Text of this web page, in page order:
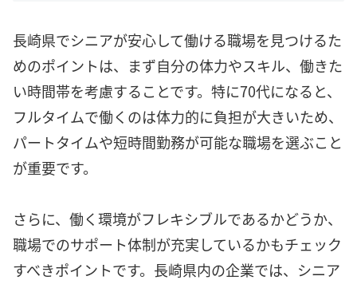
長崎県でシニアが安心して働ける職場を見つけるた
めのポイントは、まず自分の体力やスキル、働きた
い時間帯を考慮することです。特に70代になると、
フルタイムで働くのは体力的に負担が大きいため、
パートタイムや短時間勤務が可能な職場を選ぶこと
が重要です。
さらに、働く環境がフレキシブルであるかどうか、
職場でのサポート体制が充実しているかもチェック
すべきポイントです。長崎県内の企業では、シニア